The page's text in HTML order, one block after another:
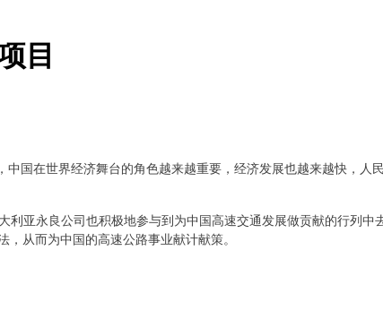
目
国在世界经济舞台的角色越来越重要，经济发展也越来越快，
亚永良公司也积极地参与到为中国高速交通发展做贡献的行列
从而为中国的高速公路事业献计献策。